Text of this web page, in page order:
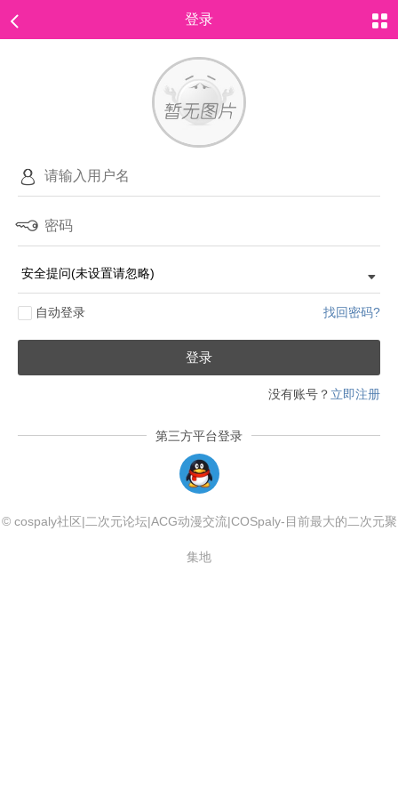
登录
自动登录 找回密码?
登录
没有账号？ 立即注册
第三方平台登录
© cospaly社区|二次元论坛|ACG动漫交流|COSpaly-目前最大的二次元聚
集地